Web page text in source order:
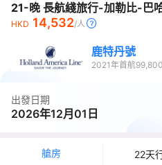
21-晚 長航綫旅行-加勒比-巴
HKD 14,532/人
鹿特丹號
2021年首航99,800
出發日期
2026年12月01日
艙房 22天